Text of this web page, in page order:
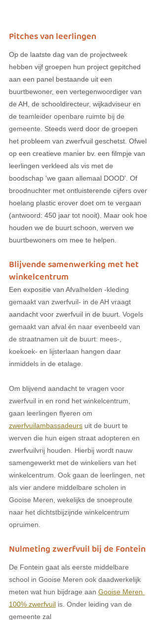
Pitches van leerlingen
Op de laatste dag van de projectweek
hebben vijf groepen hun project gepitched
aan een panel bestaande uit een
buurtbewoner, een vertegenwoordiger van
de AH, de schooldirecteur, wijkadviseur en
de teamleider openbare ruimte bij de
gemeente . Steeds werd door de groepen
het probleem van zwerfvuil geschetst. Ofwel
op een creatieve manier bv. een filmpje van
leerlingen verkleed als vis met de
boodschap 'we gaan allemaal DOOD'. Of
broodnuchter met ontluisterende cijfers over
hoelang plastic erover doet om te vergaan
(antwoord: 450 jaar tot nooit). Maar ook hoe
houden we de buurt schoon, werven we
buurtbewoners om mee te helpen.
Blijvende samenwerking met het
winkelcentrum
Een expositie van Afvalhelden -kleding
gemaakt van zwerfvuil- in de AH vraagt
aandacht voor zwerfvuil in de buurt . Vogels
gemaakt van afval én naar evenbeeld van
de straatnamen uit de buurt: mees-,
koekoek- en lijsterlaan hangen daar
inmiddels in de etalage.
Om blijvend aandacht te vragen voor
zwerfvuil in en rond het winkelcentrum,
gaan leerlingen flyeren om
zwerfvuilambassadeurs uit de buurt te
werven die hun eigen straat adopteren en
zwerfvuilvrij houden. Hierbij wordt nauw
samengewerkt met de winkeliers van het
winkelcentrum. Ook gaan de leerlingen, net
als vier andere middelbare scholen in
Gooise Meren, wekelijks de snoeproute
naar het dichtstbijzijnde winkelcentrum
opruimen.
Nulmeting zwerfvuil bij de Fontein
De Fontein gaat als eerste middelbare
school in Gooise Meren ook daadwerkelijk
meten wat hun bijdrage aan Gooise Meren
100% zwerfvuil is. Onder leiding van de
gemeente zal